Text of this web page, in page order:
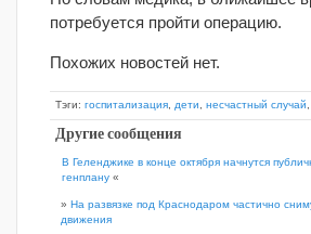
потребуется пройти операцию.
Похожих новостей нет.
Тэги: госпитализация дети несчастный случай
Другие сообщения
В Геленджике в конце октября начнутся
генплану «
» На развязке под Краснодаром частично
движения